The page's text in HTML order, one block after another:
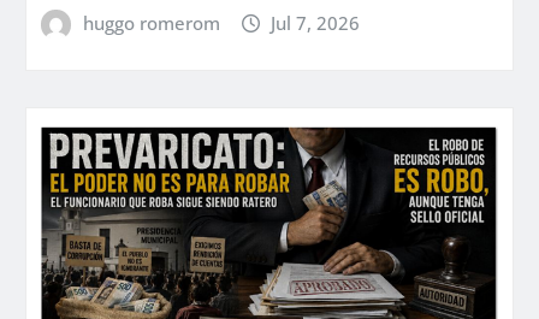
huggo romerom Jul 7, 2026